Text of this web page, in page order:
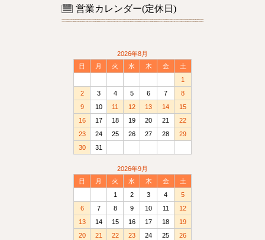
営業カレンダー(定休日)
2026年8月
日
月 火 水 木 金
土
1
2
3 4 5 6 7
8
9
10 11 12 13 14
15
16
17 18 19 20 21
22
23
24 25 26 27 28
29
30
31
2026年9月
日
月 火 水 木 金
土
1
2 3 4
5
6
7 8 9 10 11
12
13
14 15 16 17 18
19
20
21 22 23 24 25
26